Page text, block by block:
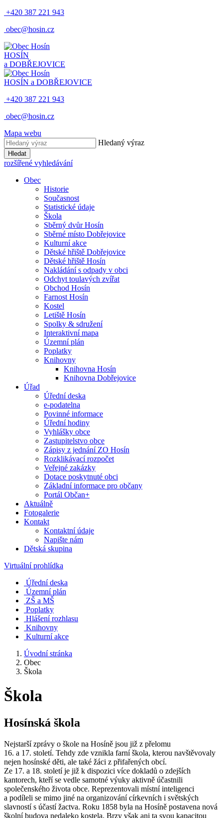
+420 387 221 943
obec@hosin.cz
HOSÍN
a DOBŘEJOVICE
HOSÍN a DOBŘEJOVICE
+420 387 221 943
obec@hosin.cz
Mapa webu
Hledaný výraz
Hledat
rozšířené vyhledávání
Obec
Historie
Současnost
Statistické údaje
Škola
Sběrný dvůr Hosín
Sběrné místo Dobřejovice
Kulturní akce
Dětské hřiště Dobřejovice
Dětské hřiště Hosín
Nakládání s odpady v obci
Odchyt toulavých zvířat
Obchod Hosín
Farnost Hosín
Kostel
Letiště Hosín
Spolky & sdružení
Interaktivní mapa
Územní plán
Poplatky
Knihovny
Knihovna Hosín
Knihovna Dobřejovice
Úřad
Úřední deska
e-podatelna
Povinné informace
Úřední hodiny
Vyhlášky obce
Zastupitelstvo obce
Zápisy z jednání ZO Hosín
Rozklikávací rozpočet
Veřejné zakázky
Dotace poskytnuté obci
Základní informace pro občany
Portál Občan+
Aktuálně
Fotogalerie
Kontakt
Kontaktní údaje
Napište nám
Dětská skupina
Virtuální prohlídka
Úřední deska
Územní plán
ZŠ a MŠ
Poplatky
Hlášení rozhlasu
Knihovny
Kulturní akce
Úvodní stránka
Obec
Škola
Škola
Hosínská škola
Nejstarší zprávy o škole na Hosíně jsou již z přelomu
16. a 17. století. Tehdy zde vznikla farní škola, kterou navštěvovaly
nejen hosínské děti, ale také žáci z přifařených obcí.
Ze 17. a 18. století je již k dispozici více dokladů o zdejších
kantorech, kteří se vedle samotné výuky aktivně účastnili
společenského života obce. Reprezentovali místní inteligenci
a podíleli se mimo jiné na organizování církevních i světských
slavností s účastí žactva. Roku 1858 byla na Hosíně postavena nová
školní budova nedaleko kostela. Brzy však ani ta svou kapacitou